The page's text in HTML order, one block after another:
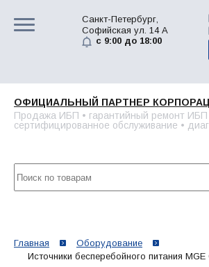
Санкт-Петербург,
Софийская ул. 14 А
с 9:00 до 18:00
ОФИЦИАЛЬНЫЙ ПАРТНЕР
Продажа ИБП • гарантийный ремонт ИБП
сертифицированное обслуживание •
Главная
Оборудование
Источники бесперебойного питания MGE